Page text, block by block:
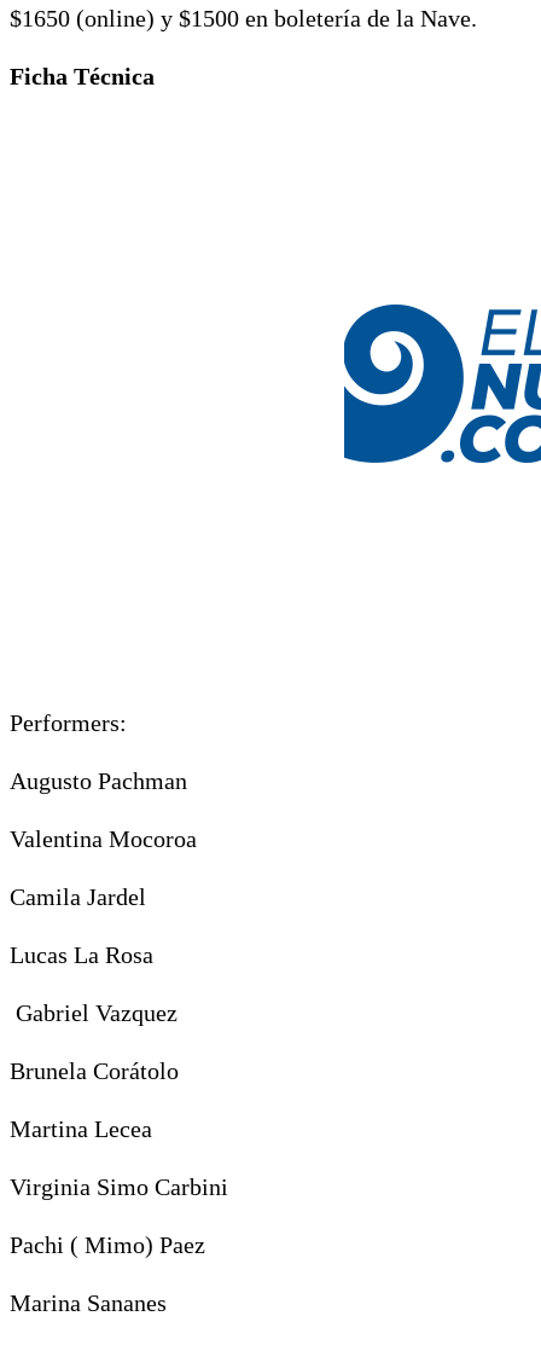
$1650 (online) y $1500 en boletería de la Nave.
Ficha Técnica
Performers:
Augusto Pachman
Valentina Mocoroa
Camila Jardel
Lucas La Rosa
Gabriel Vazquez
Brunela Corátolo
Martina Lecea
Virginia Simo Carbini
Pachi ( Mimo) Paez
Marina Sananes